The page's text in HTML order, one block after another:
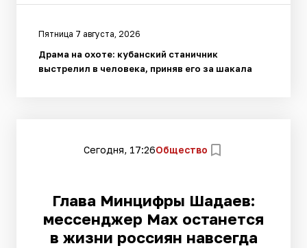
Пятница 7 августа, 2026
Драма на охоте: кубанский станичник
выстрелил в человека, приняв его за шакала
Сегодня, 17:26Общество
Глава Минцифры Шадаев:
мессенджер Max останется
в жизни россиян навсегда